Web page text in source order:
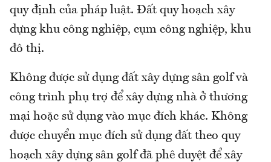
quy định của pháp luật. Đất quy hoạch xây
dựng khu công nghiệp, cụm công nghiệp, khu
đô thị.
Không được sử dụng đất xây dựng sân golf và
công trình phụ trợ để xây dựng nhà ở thương
mại hoặc sử dụng vào mục đích khác. Không
được chuyển mục đích sử dụng đất theo quy
hoạch xây dựng sân golf đã phê duyệt để xây